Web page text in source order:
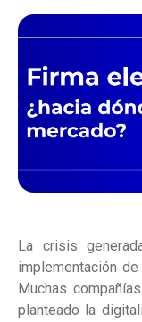
La crisis
implementación
Muchas
planteado la